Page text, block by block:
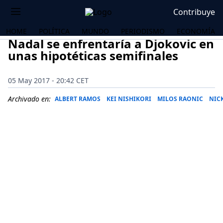
Contribuye
HOME POLÍTICA MUNDO PERIODISMO ECONOMÍA
Nadal se enfrentaría a Djokovic en
unas hipotéticas semifinales
05 May 2017 - 20:42 CET
Archivado en: ALBERT RAMOS KEI NISHIKORI MILOS RAONIC